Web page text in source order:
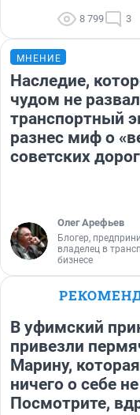
8 799 3
МНЕНИЕ
Наследие,
чудом не
транспортный
разнес миф о
советских
Олег Арефьев
Блогер,
владелец в
бизнесе
В уфимский
привезли
Марину,
ничего о себе
Посмотрите,